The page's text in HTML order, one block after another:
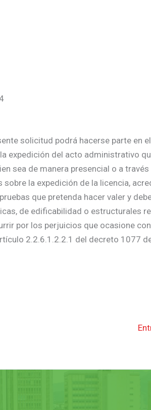
solicitud podrá hacerse parte en
expedición del acto administrativo
sea de manera presencial o a
la expedición de la licencia,
que pretenda hacer valer y
de edificabilidad o estructurales
por los perjuicios que ocasione
2.2.6.1.2.2.1 del decreto 1077